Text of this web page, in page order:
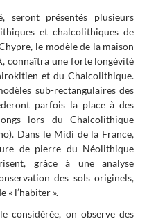
seront présentés plusieurs
et chalcolithiques de
le modèle de la maison
connaîtra une forte longévité
et du Chalcolithique.
sub-rectangulaires des
parfois la place à des
lors du Chalcolithique
Dans le Midi de la France,
de pierre du Néolithique
grâce à une analyse
des sols originels,
« l’habiter ».
considérée, on observe des